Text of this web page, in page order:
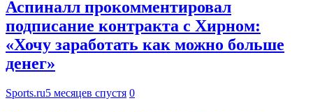
Аспиналл прокомментировал
подписание контракта с Хирном:
«Хочу заработать как можно больше
денег»
Sports.ru5 месяцев спустя 0